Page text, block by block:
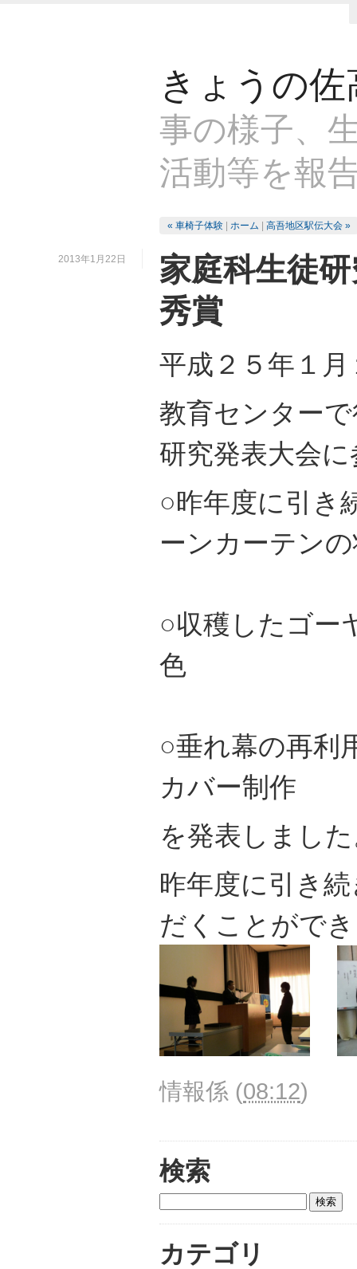
きょうの佐
事の様子、
活動等を報
« 車椅子体験 ホーム 高吾地区駅伝大会 »
2013年1月22日
家庭科生徒
秀賞
平成２５年１
教育センター
研究発表大会
○昨年度に引き
ーンカーテン
○収穫したゴー
色
○垂れ幕の再利
カバー制作
を発表しまし
昨年度に引き
だくことがで
情報係 (08:12)
検索
カテゴリ